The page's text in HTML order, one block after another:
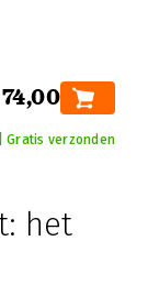
Gratis verzonden
het